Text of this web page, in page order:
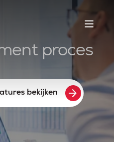
proces
bekijken arrow_forward